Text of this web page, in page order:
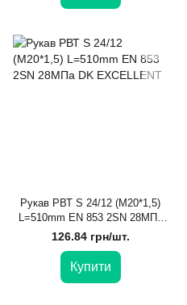
Рукав РВТ S 24/12 (М20*1,5)
L=510mm EN 853 2SN 28МПа
DK EXCELLENT
126.84 грн/шт.
Купити